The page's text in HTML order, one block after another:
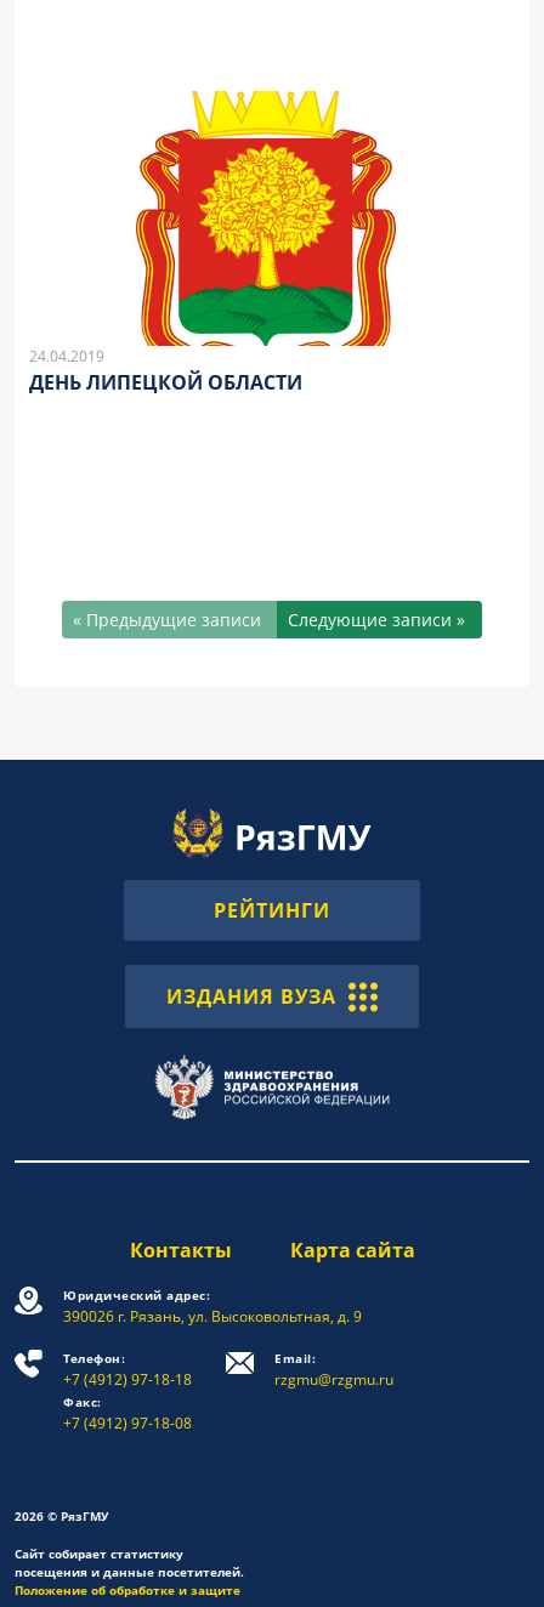
24.04.2019
ДЕНЬ ЛИПЕЦКОЙ ОБЛАСТИ
« Предыдущие записи Следующие записи »
РЕЙТИНГИ
ИЗДАНИЯ ВУЗА
Контакты Карта сайта
Юридический адрес:
390026 г. Рязань, ул. Высоковольтная, д. 9
Телефон:
+7 (4912) 97-18-18
Факс:
+7 (4912) 97-18-08
Email:
rzgmu@rzgmu.ru
2026 © РязГМУ
Сайт собирает статистику
посещения и данные посетителей.
Положение об обработке и защите